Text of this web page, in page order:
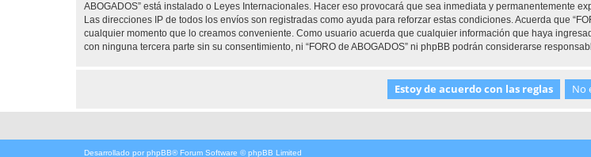
ABOGADOS” está instalado o Leyes Internacionales. Hacer eso provocará que sea inmediata y permanentemente
Las direcciones IP de todos los envíos son registradas como ayuda para reforzar estas condiciones. Acuerda que
cualquier momento que lo creamos conveniente. Como usuario acuerda que cualquier información que haya
con ninguna tercera parte sin su consentimiento, ni “FORO de ABOGADOS” ni phpBB podrán considerarse
Desarrollado por phpBB® Forum Software © phpBB Limited